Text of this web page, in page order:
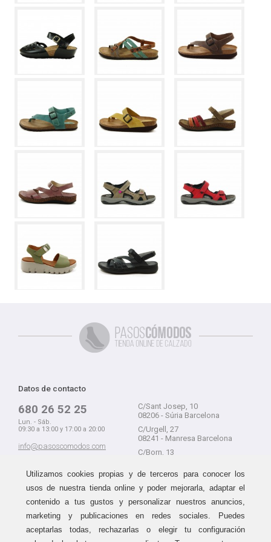
Datos de contacto
680 26 52 25
Lun. - Sáb.
09:30 a 13:00 y 17:00 a 20:00
info@pasoscomodos.com
C/Sant Josep, 10
08206 - Súria Barcelona
C/Urgell, 27
08241 - Manresa Barcelona
C/Born, 13
Guía de compra Devolución sin problemas
Haz tus compras sin miedo a
Utilizamos cookies propias y de terceros para conocer los
usos de nuestra tienda online y poder mejorarla, adaptar el
contenido a tus gustos y personalizar nuestros anuncios,
marketing y publicaciones en redes sociales. Puedes
aceptarlas todas, rechazarlas o elegir tu configuración